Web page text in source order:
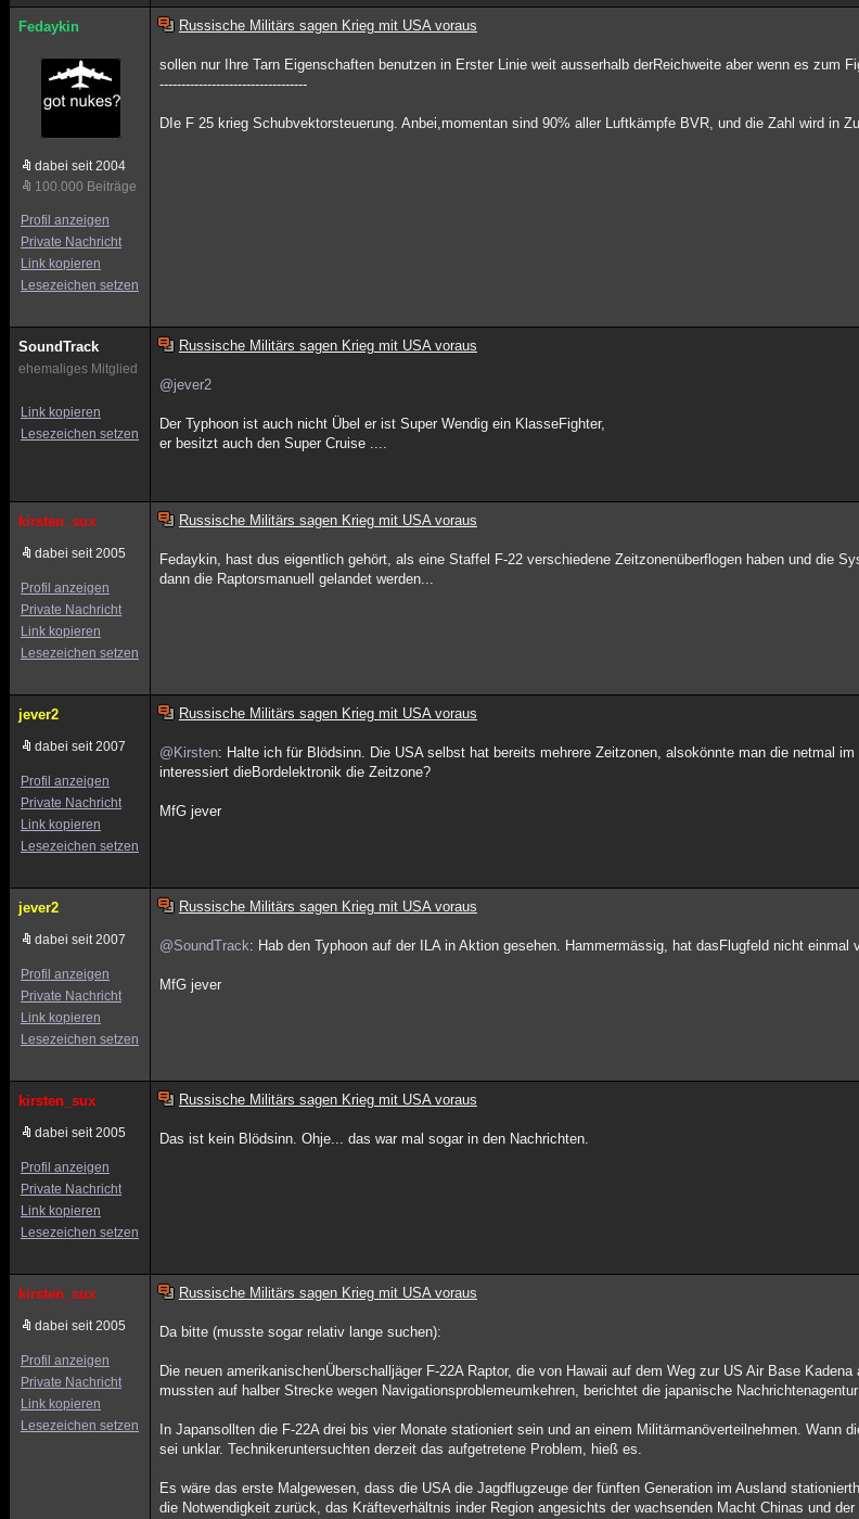
Fedaykin
dabei seit 2004
100.000 Beiträge
Profil anzeigen
Private Nachricht
Link kopieren
Lesezeichen setzen
Russische Militärs sagen Krieg mit USA voraus
sollen nur Ihre Tarn Eigenschaften benutzen in Erster Linie weit ausserhalb derReichweite aber wenn es zum
----------------------------------
DIe F 25 krieg Schubvektorsteuerung. Anbei,momentan sind 90% aller Luftkämpfe BVR, und die Zahl wird in
SoundTrack
ehemaliges Mitglied
Link kopieren
Lesezeichen setzen
Russische Militärs sagen Krieg mit USA voraus
@jever2
Der Typhoon ist auch nicht Übel er ist Super Wendig ein KlasseFighter,
er besitzt auch den Super Cruise ....
kirsten_sux
dabei seit 2005
Profil anzeigen
Private Nachricht
Link kopieren
Lesezeichen setzen
Russische Militärs sagen Krieg mit USA voraus
Fedaykin, hast dus eigentlich gehört, als eine Staffel F-22 verschiedene Zeitzonenüberflogen haben und die
dann die Raptorsmanuell gelandet werden...
jever2
dabei seit 2007
Profil anzeigen
Private Nachricht
Link kopieren
Lesezeichen setzen
Russische Militärs sagen Krieg mit USA voraus
@Kirsten: Halte ich für Blödsinn. Die USA selbst hat bereits mehrere Zeitzonen, alsokönnte man die netmal
interessiert dieBordelektronik die Zeitzone?
MfG jever
jever2
dabei seit 2007
Profil anzeigen
Private Nachricht
Link kopieren
Lesezeichen setzen
Russische Militärs sagen Krieg mit USA voraus
@SoundTrack: Hab den Typhoon auf der ILA in Aktion gesehen. Hammermässig, hat dasFlugfeld nicht einmal
MfG jever
kirsten_sux
dabei seit 2005
Profil anzeigen
Private Nachricht
Link kopieren
Lesezeichen setzen
Russische Militärs sagen Krieg mit USA voraus
Das ist kein Blödsinn. Ohje... das war mal sogar in den Nachrichten.
kirsten_sux
dabei seit 2005
Profil anzeigen
Private Nachricht
Link kopieren
Lesezeichen setzen
Russische Militärs sagen Krieg mit USA voraus
Da bitte (musste sogar relativ lange suchen):
Die neuen amerikanischenÜberschalljäger F-22A Raptor, die von Hawaii auf dem Weg zur US Air Base
mussten auf halber Strecke wegen Navigationsproblemeumkehren, berichtet die japanische
In Japansollten die F-22A drei bis vier Monate stationiert sein und an einem Militärmanöverteilnehmen. Wann
sei unklar. Technikeruntersuchten derzeit das aufgetretene Problem, hieß es.
Es wäre das erste Malgewesen, dass die USA die Jagdflugzeuge der fünften Generation im Ausland
die Notwendigkeit zurück, das Kräfteverhältnis inder Region angesichts der wachsenden Macht Chinas und